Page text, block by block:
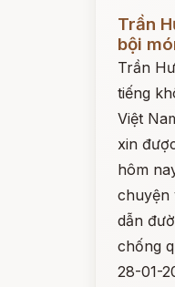
Đọc ngay
Trần
bội
Trần
tiếng
Việt
xin
hôm
chuyện
dẫn
chống
28-01-